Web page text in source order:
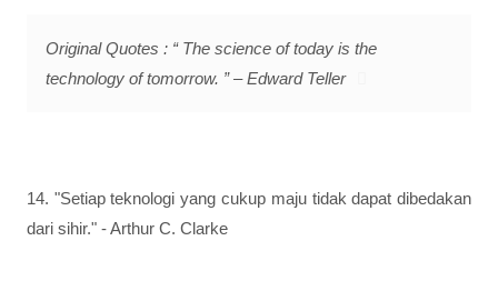
Original Quotes : “ The science of today is the
technology of tomorrow. ” – Edward Teller
14. "Setiap teknologi yang cukup maju tidak dapat dibedakan
dari sihir." - Arthur C. Clarke